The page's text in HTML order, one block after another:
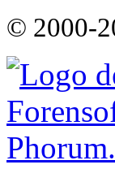
© 2000-